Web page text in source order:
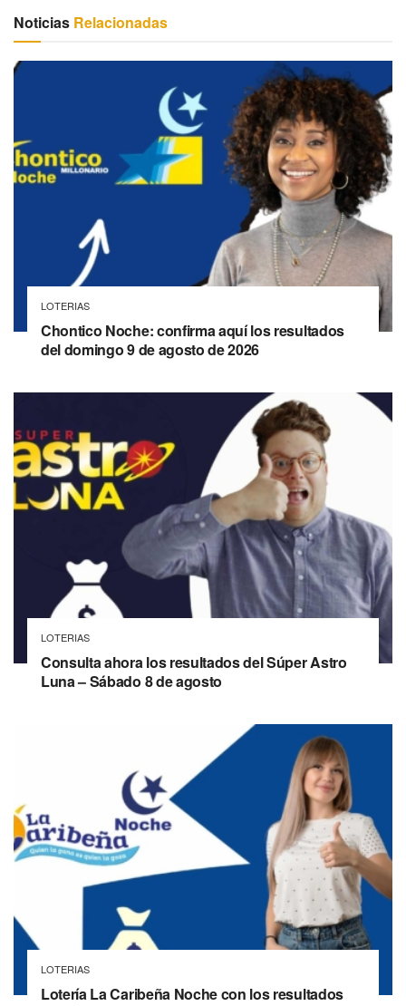
Noticias Relacionadas
LOTERIAS
Chontico Noche: confirma aquí los resultados
del domingo 9 de agosto de 2026
LOTERIAS
Consulta ahora los resultados del Súper Astro
Luna – Sábado 8 de agosto
LOTERIAS
Lotería La Caribeña Noche con los resultados